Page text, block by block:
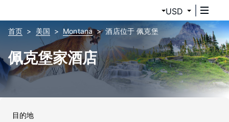
USD
首页 美国 Montana 酒店位于 佩克堡
佩克堡家酒店
目的地